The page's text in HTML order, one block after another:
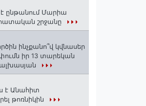
է ընթանում Մարիա
շրջանը
ինչքանո՞վ կվնասեր
իր 13 տարեկան
է Անահիտ
թոռնիկին